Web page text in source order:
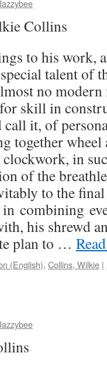
Collins
to his work,
talent of
no modern
skill in
call it, of
together
in
of the
to the
in combining
his shrewd
plan to …
(English), Collins, Wilkie |